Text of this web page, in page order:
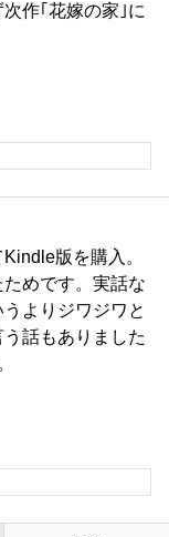
作｢花嫁の家｣に
版を購入。
めです。実話な
よりジワジワと
話もありました